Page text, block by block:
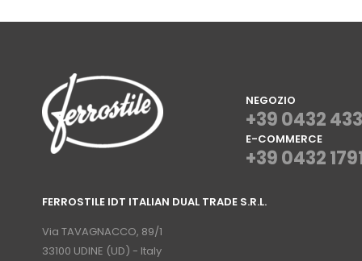
NEGOZIO
+39 0432
E-COMMERCE
+39 0432
FERROSTILE IDT ITALIAN DUAL TRADE S.R.L.
Via TAVAGNACCO, 89/1
33100 UDINE (UD) - Italy